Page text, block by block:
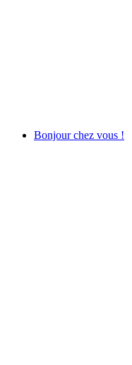
Bonjour chez vous !